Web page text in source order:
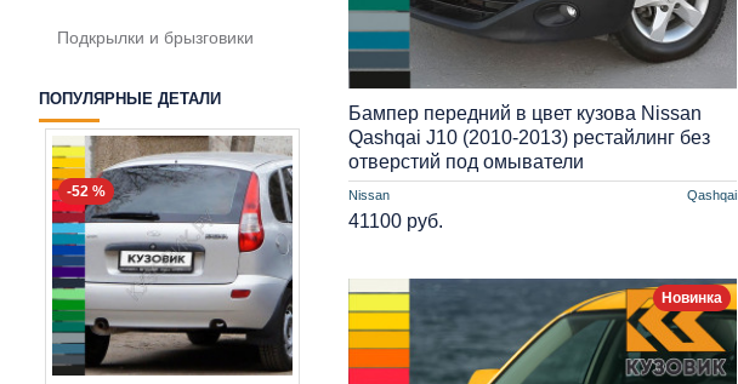
Подкрылки и брызговики
ПОПУЛЯРНЫЕ ДЕТАЛИ
-52 % Nissan Qashqai
Бампер передний в цвет кузова Nissan
Qashqai J10 (2010-2013) рестайлинг без
отверстий под омыватели
41100 руб.
Новинка